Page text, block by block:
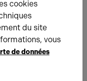
pour vous
cookies
du site
vous
de données